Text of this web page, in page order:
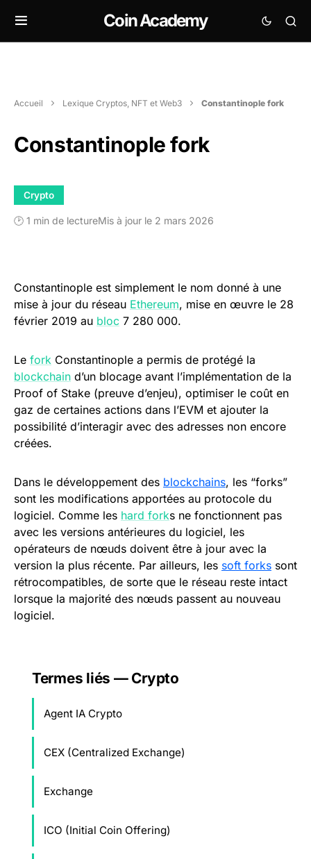
Coin Academy
Accueil Lexique Cryptos, NFT et Web3 Constantinople fork
Constantinople fork
Crypto
🕑 1 min de lectureMis à jour le 2 mars 2026
Constantinople est simplement le nom donné à une
mise à jour du réseau Ethereum, mise en œuvre le 28
février 2019 au bloc 7 280 000.
Le fork Constantinople a permis de protégé la
blockchain d’un blocage avant l’implémentation de la
Proof of Stake (preuve d’enjeu), optimiser le coût en
gaz de certaines actions dans l’EVM et ajouter la
possibilité d’interagir avec des adresses non encore
créées.
Dans le développement des blockchains, les “forks”
sont les modifications apportées au protocole du
logiciel. Comme les hard forks ne fonctionnent pas
avec les versions antérieures du logiciel, les
opérateurs de nœuds doivent être à jour avec la
version la plus récente. Par ailleurs, les soft forks sont
rétrocompatibles, de sorte que le réseau reste intact
lorsque la majorité des nœuds passent au nouveau
logiciel.
Termes liés — Crypto
Agent IA Crypto
CEX (Centralized Exchange)
Exchange
ICO (Initial Coin Offering)